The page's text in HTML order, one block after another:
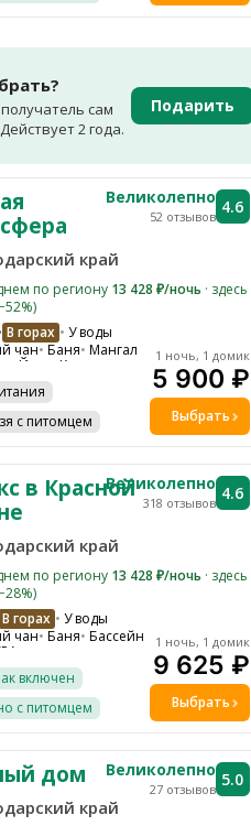
сам
2 года.
Подарить
Великолепно
52 отзывов 4.6
край
по региону 13 428 ₽/ночь · здесь
• В горах
У воды
чан Баня Мангал
Йога
Кинотеатр
Костровая зона
Настольные игры
на территории
кроватка по запросу
интернет
с питомцем
1 ночь, 1 домик
5 900 ₽
Выбрать
Великолепно
318 отзывов 4.6
в Красной
край
по региону 13 428 ₽/ночь · здесь
В горах
У воды
чан Баня Бассейн
комплекс
на территории
Ресепшн
зона
игры Экскурсии
для проведения мероприятий
включен
с питомцем
1 ночь, 1 домик
9 625 ₽
Выбрать
Великолепно
27 отзывов 5.0
дом
край